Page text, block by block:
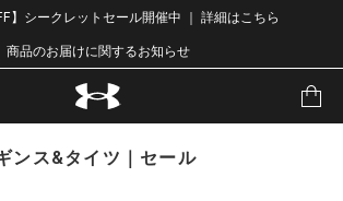
】シークレットセール開催中 ｜ 詳細はこちら
商品のお届けに関するお知らせ
ンス&タイツ｜セール